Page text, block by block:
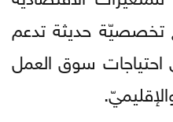
تخصصيّة حديثة تدعم
احتياجات سوق العمل